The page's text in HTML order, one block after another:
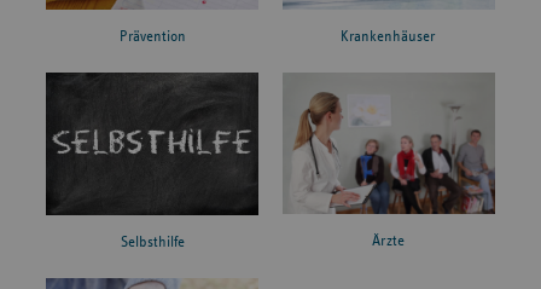
Prävention Krankenhäuser
Selbsthilfe Ärzte